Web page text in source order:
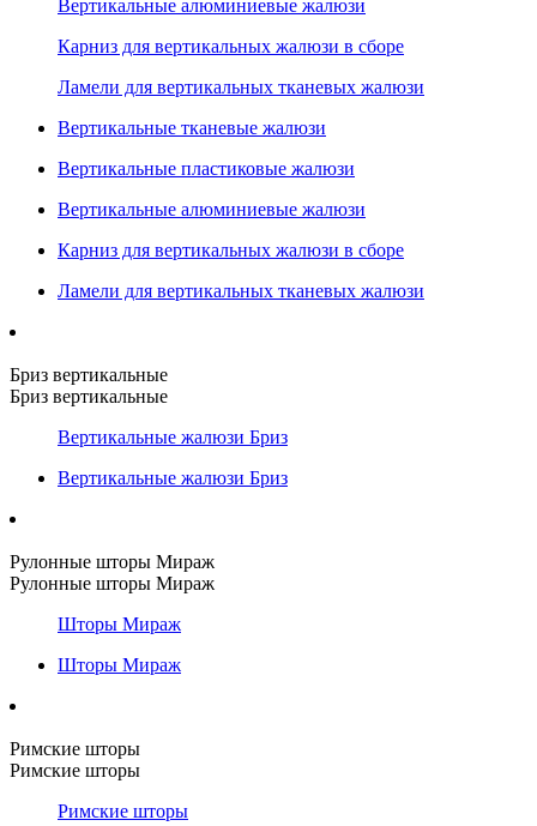
Вертикальные алюминиевые жалюзи
Карниз для вертикальных жалюзи в сборе
Ламели для вертикальных тканевых жалюзи
Вертикальные тканевые жалюзи
Вертикальные пластиковые жалюзи
Вертикальные алюминиевые жалюзи
Карниз для вертикальных жалюзи в сборе
Ламели для вертикальных тканевых жалюзи
Бриз вертикальные
Бриз вертикальные
Вертикальные жалюзи Бриз
Вертикальные жалюзи Бриз
Рулонные шторы Мираж
Рулонные шторы Мираж
Шторы Мираж
Шторы Мираж
Римские шторы
Римские шторы
Римские шторы